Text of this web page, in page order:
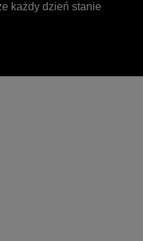
każdy dzień stanie